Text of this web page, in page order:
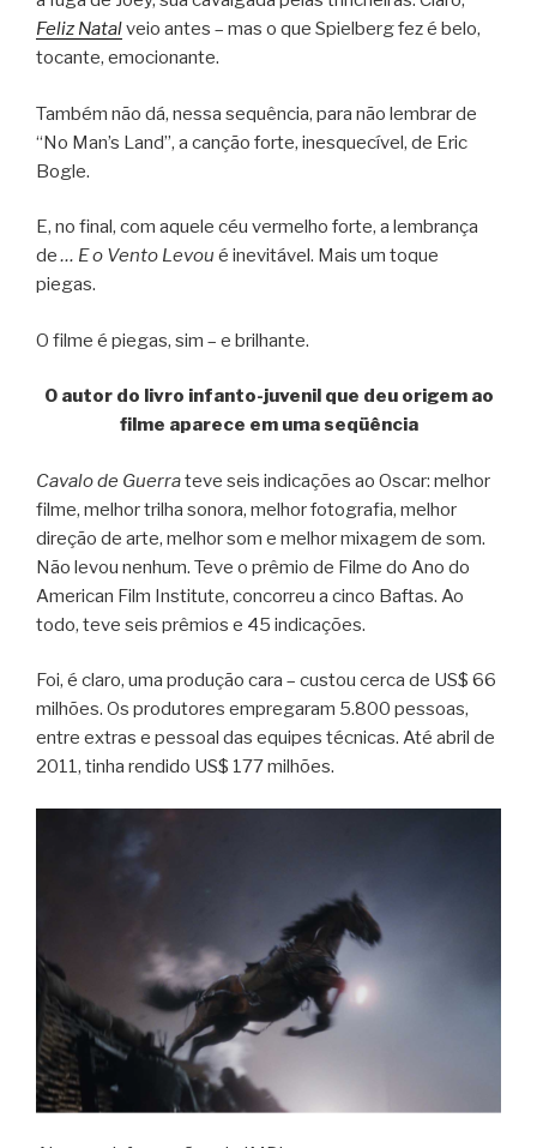
Feliz Natalveio antes – mas o que Spielberg fez é belo,
tocante, emocionante.
Também não dá, nessa sequência, para não lembrar de
“No Man’s Land”, a canção forte, inesquecível, de Eric
Bogle.
E, no final, com aquele céu vermelho forte, a lembrança
de… E o Vento Levou é inevitável. Mais um toque
piegas.
O filme é piegas, sim – e brilhante.
O autor do livro infanto-juvenil que deu origem ao
filme aparece em uma seqüência
Cavalo de Guerrateve seis indicações ao Oscar: melhor
filme, melhor trilha sonora, melhor fotografia, melhor
direção de arte, melhor som e melhor mixagem de som.
Não levou nenhum. Teve o prêmio de Filme do Ano do
American Film Institute, concorreu a cinco Baftas. Ao
todo, teve seis prêmios e 45 indicações.
Foi, é claro, uma produção cara – custou cerca de US$ 66
milhões. Os produtores empregaram 5.800 pessoas,
entre extras e pessoal das equipes técnicas. Até abril de
2011, tinha rendido US$ 177 milhões.